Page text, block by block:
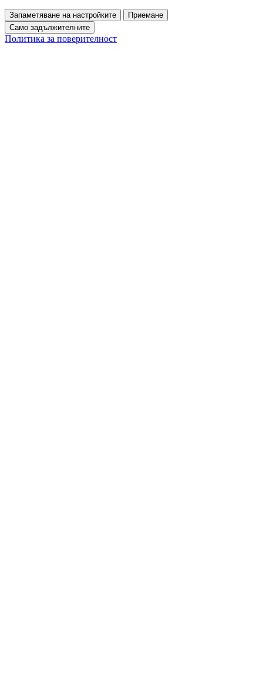
Запаметяване на настройките
Приемане
Само задължителните
Политика за поверителност